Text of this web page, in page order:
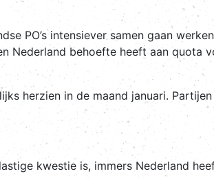
PO’s intensiever samen gaan
Nederland behoefte heeft aan quota
herzien in de maand januari.
kwestie is, immers Nederland